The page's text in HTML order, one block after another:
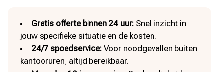
Gratis offerte binnen 24 uur: Snel inzicht in
jouw specifieke situatie en de kosten.
24/7 spoedservice: Voor noodgevallen buiten
kantooruren, altijd bereikbaar.